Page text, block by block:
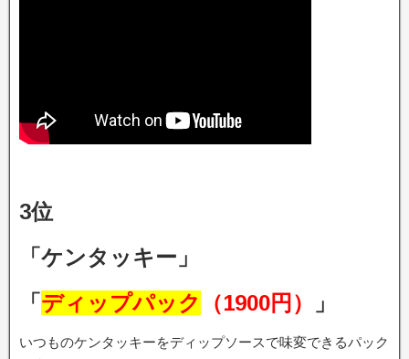
3位
「ケンタッキー」
「 ディップパック （1900円） 」
いつものケンタッキーをディップソースで味変できるパック